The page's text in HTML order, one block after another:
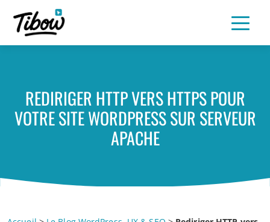
REDIRIGER HTTP VERS HTTPS POUR
VOTRE SITE WORDPRESS SUR SERVEUR
APACHE